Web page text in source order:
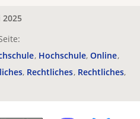
2025
Hochschule Online
Rechtliches Rechtliches